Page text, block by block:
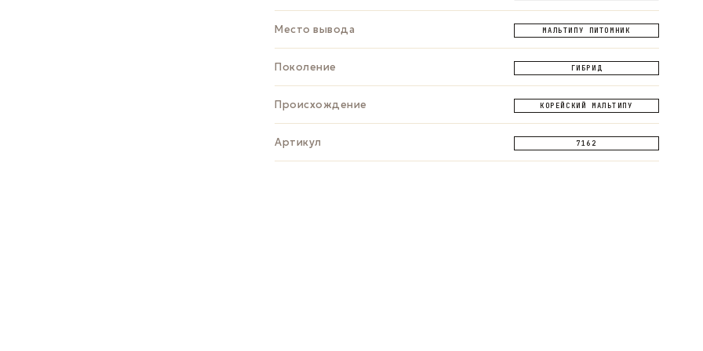
Место вывода МАЛЬТИПУ ПИТОМНИК
Поколение ГИБРИД
Происхождение КОРЕЙСКИЙ МАЛЬТИПУ
Артикул 7162